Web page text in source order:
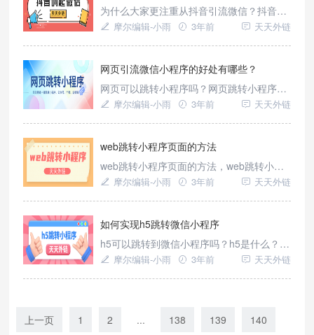
为什么大家更注重从抖音引流微信？抖音怎
么吸粉到微信？超详细攻略?方法操作教程?
跳转工具天天外链跳转实现。
摩尔编辑-小雨 3年前 天天外链
网页引流微信小程序的好处有哪些？
网页可以跳转小程序吗？网页跳转小程序的
作用是什么？网页引流微信的好处有哪些？
外链跳转实现。
摩尔编辑-小雨 3年前 天天外链
web跳转小程序页面的方法
web跳转小程序页面的方法，web跳转小程
序的作用是什么？如何实现web跳转小程
摩尔编辑-小雨 3年前 天天外链
如何实现h5跳转微信小程序
h5可以跳转到微信小程序吗？h5是什么？
h5跳转微信小程序的作用是什么？h5的使用
页面，具有更快的加载速度和更好的用户体
验，能够更好地满足用户的需求。我们可以
摩尔编辑-小雨 3年前 天天外链
上一页 1 2 ... 138 139 140